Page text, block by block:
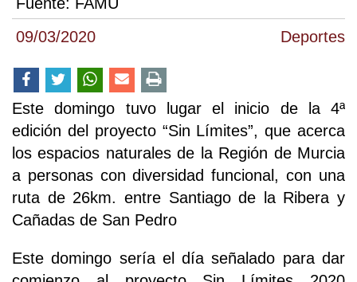
09/03/2020 Deportes
Este domingo tuvo lugar el inicio de la 4ª
edición del proyecto “Sin Límites”, que acerca
los espacios naturales de la Región de Murcia
a personas con diversidad funcional, con una
ruta de 26km. entre Santiago de la Ribera y
Cañadas de San Pedro
Este domingo sería el día señalado para dar